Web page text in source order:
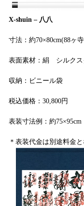
X-shuin – 八八
寸法：約70×80cm(88ヶ
表面素材：絹 シルクス
収納：ビニール袋
税込価格：30,800円
表装寸法例：約75×95cm
＊表装代金は別途料金と